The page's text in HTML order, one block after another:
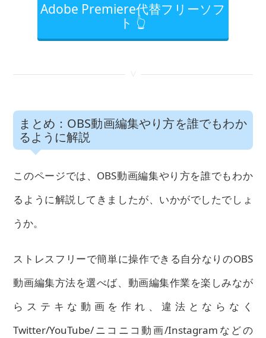
Adobe Premiere代替フリーソフ
ト 👆
まとめ：OBS動画編集やり方を誰でもわか
るように解説
このページでは、OBS動画編集やり方を誰でもわか
るように解説してきましたが、いかがでしたでしょ
うか。
ストレスフリーで簡単に操作できる自分なりのOBS
動画編集方法を選べば、動画編集作業を楽しみなが
らステキな動画を作れ、違法とならなく
Twitter/YouTube/ニコニコ動画/Instagramなどの